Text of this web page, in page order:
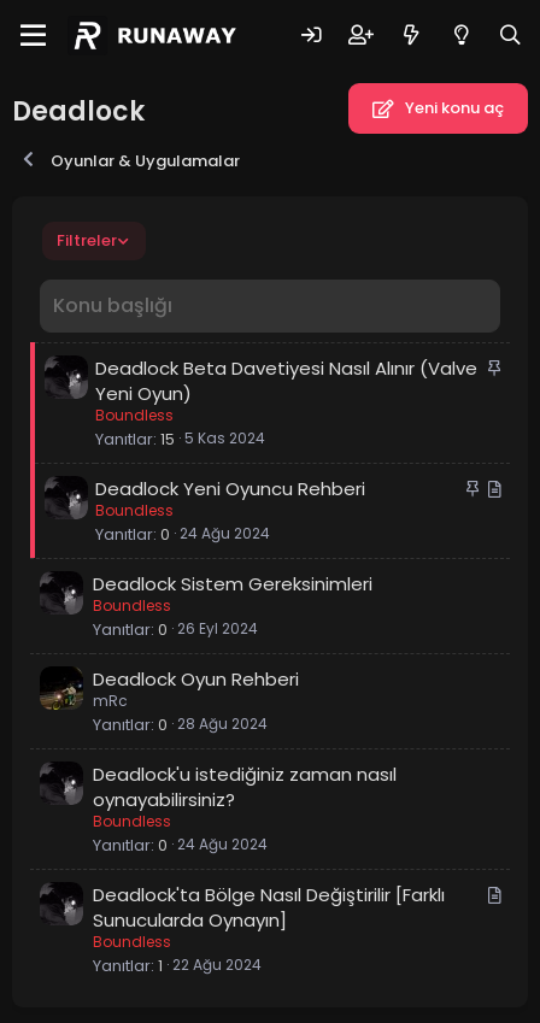
Deadlock Yeni konu aç
Oyunlar & Uygulamalar
Filtreler
S
t
Deadlock Beta Davetiyesi Nasıl Alınır (Valve
Yeni Oyun)
Boundless
Yanıtlar 15 5 Kas 2024
S
i
M
a
Deadlock Yeni Oyuncu Rehberi
Boundless
Yanıtlar 0 24 Ağu 2024
Deadlock Sistem Gereksinimleri
Boundless
Yanıtlar 0 26 Eyl 2024
Deadlock Oyun Rehberi
mRc
Yanıtlar 0 28 Ağu 2024
Deadlock'u istediğiniz zaman nasıl
oynayabilirsiniz?
Boundless
Yanıtlar 0 24 Ağu 2024
M
Deadlock'ta Bölge Nasıl Değiştirilir [Farklı
Sunucularda Oynayın]
Boundless
Yanıtlar 1 22 Ağu 2024